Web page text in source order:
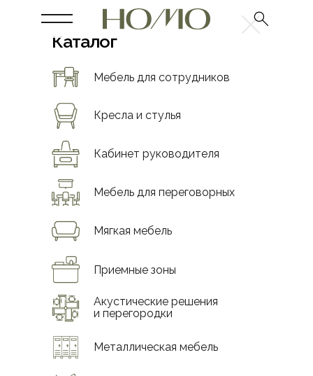
Приемные зоны
Акустические решения
и перегородки
Мягкая мебель
Кресла и стулья
Мебель для переговорных
Мебель для сотрудников
Кабинет руководителя
Металлическая мебель
Каталог